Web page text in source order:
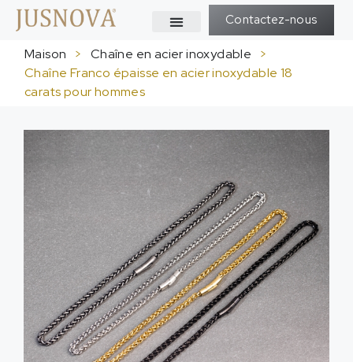
Contactez-nous
Maison > Chaîne en acier inoxydable
>
Chaîne Franco épaisse en acier inoxydable 18
carats pour hommes